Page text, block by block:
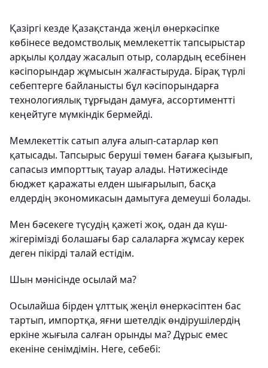
Қазіргі кезде Қазақстанда жеңіл өнеркәсіпке
көбінесе ведомстволық мемлекеттік тапсырыстар
арқылы қолдау жасалып отыр, солардың есебінен
кәсіпорындар жұмысын жалғастыруда. Бірақ түрлі
себептерге байланысты бұл кәсіпорындарға
технологиялық тұрғыдан дамуға, ассортиментті
кеңейтуге мүмкіндік бермейді.
Мемлекеттік сатып алуға алып-сатарлар көп
қатысады. Тапсырыс беруші төмен бағаға қызығып,
сапасыз импорттық тауар алады. Нәтижесінде
бюджет қаражаты елден шығарылып, басқа
елдердің экономикасын дамытуға демеуші болады.
Мен бәсекеге түсудің қажеті жоқ, одан да күш-
жігерімізді болашағы бар салаларға жұмсау керек
деген пікірді талай естідім.
Шын мәнісінде осылай ма?
Осылайша бірден ұлттық жеңіл өнеркәсіптен бас
тартып, импортқа, яғни шетелдік өндірушілердің
еркіне жығыла салған орынды ма? Дұрыс емес
екеніне сенімдімін. Неге, себебі: